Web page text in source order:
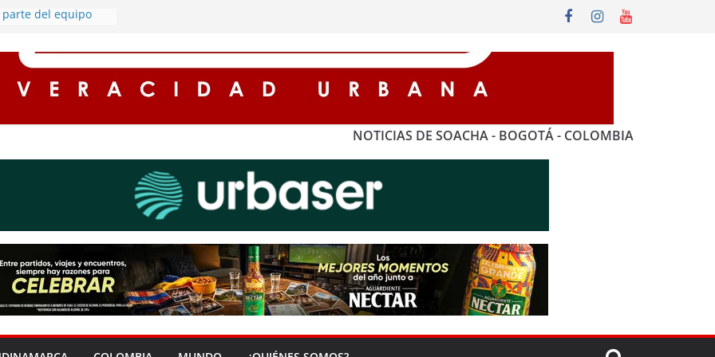
parte del equipo
a hombre
a una mujer y
en Soacha
Soacha
en Soacha
NOTICIAS DE SOACHA - BOGOTÁ - COLOMBIA